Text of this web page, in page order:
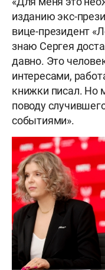
изданию экс-
вице-президент
знаю Сергея
давно. Это
интересами,
книжки писал. Но
поводу
событиями».